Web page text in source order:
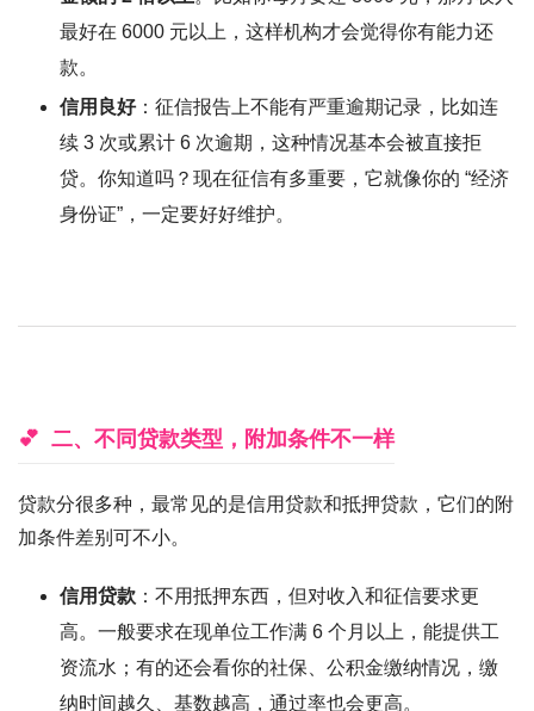
最好在 6000 元以上，这样机构才会觉得你有能力还
款。
信用良好：征信报告上不能有严重逾期记录，比如连
续 3 次或累计 6 次逾期，这种情况基本会被直接拒
贷。你知道吗？现在征信有多重要，它就像你的 “经济
身份证”，一定要好好维护。
二、不同贷款类型，附加条件不一样
贷款分很多种，最常见的是信用贷款和抵押贷款，它们的附
加条件差别可不小。
信用贷款 ：不用抵押东西，但对收入和征信要求更
高。一般要求在现单位工作满 6 个月以上，能提供工
资流水；有的还会看你的社保、公积金缴纳情况，缴
纳时间越久、基数越高，通过率也会更高。